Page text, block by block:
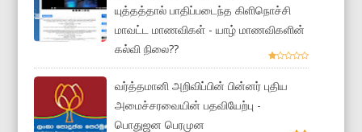
யுத்தத்தால் பாதிப்படைந்த கிளிநொச்சி
மாவட்ட மாணவிகள் - யாழ் மாணவிகளின்
கல்வி நிலை??
வர்த்தமானி அறிவிப்பின் பின்னர் புதிய
அமைச்சரவையின் பதவியேற்பு -
பொதுஜன பெரமுன